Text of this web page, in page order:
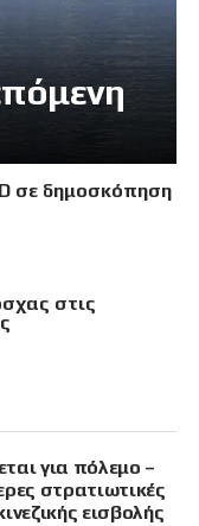
σε δημοσκόπηση
στις
για πόλεμο –
στρατιωτικές
εισβολής